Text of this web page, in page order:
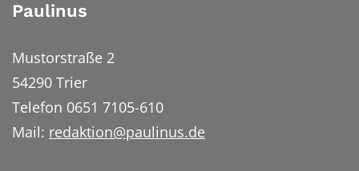
Paulinus
Mustorstraße 2
54290 Trier
Telefon 0651 7105-610
Mail: redaktion@paulinus.de